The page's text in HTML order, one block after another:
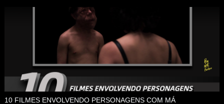
10 FILMES ENVOLVENDO PERSONAGENS COM MÁ